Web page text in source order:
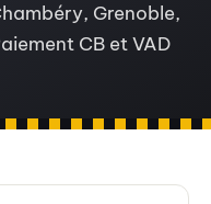
Grenoble,
CB et VAD